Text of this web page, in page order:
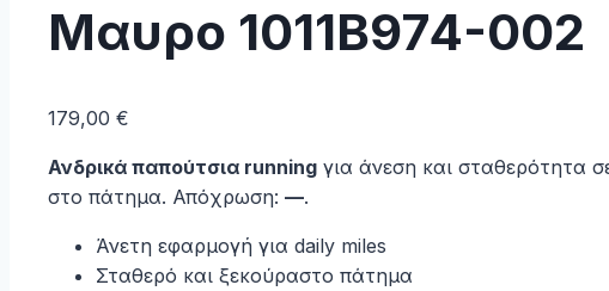
Μαυρο 1011B974-002
179,00 €
Ανδρικά παπούτσια running για άνεση και σταθερότητα
στο πάτημα. Απόχρωση: —.
Άνετη εφαρμογή για daily miles
Σταθερό και ξεκούραστο πάτημα